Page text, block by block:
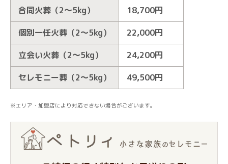
合同火葬（2～5kg）
18,700円
個別一任火葬（2～5kg）
22,000円
立会い火葬（2～5kg）
24,200円
セレモニー葬（2～5kg）
49,500円
※エリア・加盟店により対応できない場合がございます。